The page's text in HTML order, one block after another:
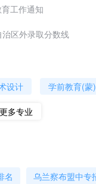
工作通知
区外录取分数线
设计 学前教育(蒙)
多专业
名 乌兰察布盟中专